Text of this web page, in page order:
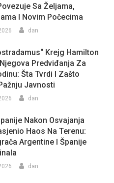
Sa Željama,
I Novim Počecima
dan
Krejg Hamilton
Predviđanja Za
Šta Tvrdi I Zašto
Javnosti
dan
Nakon Osvajanja
Haos Na Terenu:
Argentine I Španije
dan